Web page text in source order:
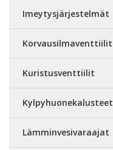
Imeytysjärjestelmät
Korvausilmaventtiilit
Kuristusventtiilit
Kylpyhuonekalusteet
Lämminvesivaraajat